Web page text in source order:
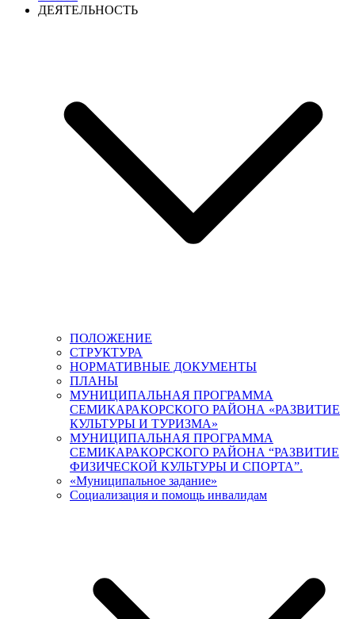
ДЕЯТЕЛЬНОСТЬ
ПОЛОЖЕНИЕ
СТРУКТУРА
НОРМАТИВНЫЕ ДОКУМЕНТЫ
ПЛАНЫ
МУНИЦИПАЛЬНАЯ ПРОГРАММА
СЕМИКАРАКОРСКОГО РАЙОНА «РАЗВИТИЕ
КУЛЬТУРЫ И ТУРИЗМА»
МУНИЦИПАЛЬНАЯ ПРОГРАММА
СЕМИКАРАКОРСКОГО РАЙОНА “РАЗВИТИЕ
ФИЗИЧЕСКОЙ КУЛЬТУРЫ И СПОРТА”.
«Муниципальное задание»
Социализация и помощь инвалидам